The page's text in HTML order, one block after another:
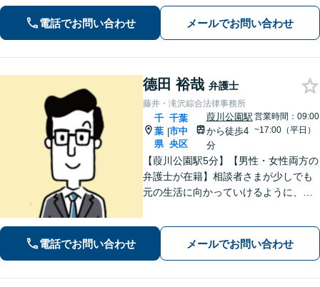
の解決に当たります。離婚・交通事
故・債務整理をはじめとする諸問題に
お困りの際はまずはご相談下さい。
電話でお問い合わせ メールでお問い合わせ
德田 裕哉 弁護士
藤井・滝沢綜合法律事務所
千
葉
県
|
千葉
市中
央区
葭川公園駅
から徒歩4
分
営業時間：09:00
~17:00（平日）
【葭川公園駅5分】【男性・女性両方の
弁護士が在籍】相談者さまが少しでも
元の生活に向かっていけるように、最
で休日・夜間面談可】【完全個室】
電話でお問い合わせ メールでお問い合わせ